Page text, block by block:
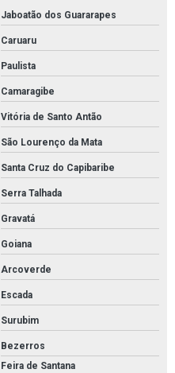
Jaboatão dos Guararapes
Caruaru
Paulista
Camaragibe
Vitória de Santo Antão
São Lourenço da Mata
Santa Cruz do Capibaribe
Serra Talhada
Gravatá
Goiana
Arcoverde
Escada
Surubim
Bezerros
Feira de Santana